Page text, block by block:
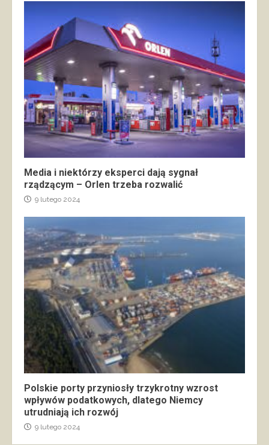
Media i niektórzy eksperci dają sygnał
rządzącym – Orlen trzeba rozwalić
9 lutego 2024
Polskie porty przyniosły trzykrotny wzrost
wpływów podatkowych, dlatego Niemcy
utrudniają ich rozwój
9 lutego 2024